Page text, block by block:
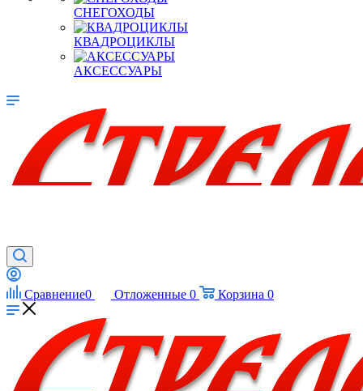
СНЕГОХОДЫ
КВАДРОЦИКЛЫ
АКСЕССУАРЫ
Сравнение0 Отложенные 0 Корзина 0